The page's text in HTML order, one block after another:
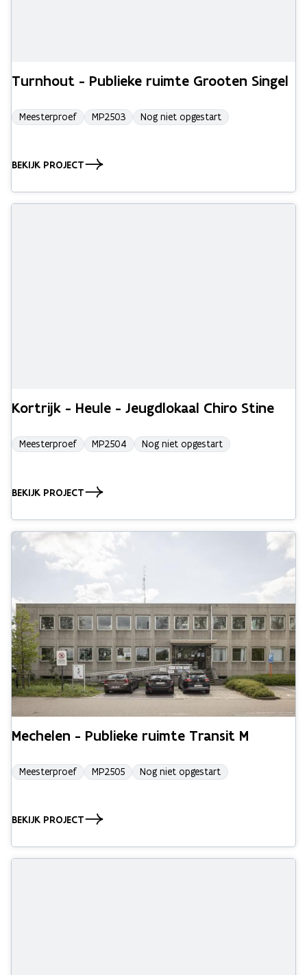
Turnhout - Publieke ruimte Grooten Singel
Meesterproef MP2503 Nog niet opgestart
BEKIJK PROJECT
Kortrijk - Heule - Jeugdlokaal Chiro Stine
Meesterproef MP2504 Nog niet opgestart
BEKIJK PROJECT
Mechelen - Publieke ruimte Transit M
Meesterproef MP2505 Nog niet opgestart
BEKIJK PROJECT